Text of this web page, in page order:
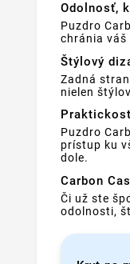
Odolnosť,
Puzdro
chránia váš
Štýlový
Zadná
nielen
Puzdro
prístup ku
dole.
Carbon
Či už ste
odolnosti,